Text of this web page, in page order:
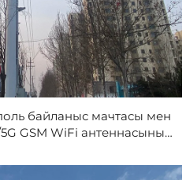
байланыс мачтасы мен
GSM WiFi антеннасының